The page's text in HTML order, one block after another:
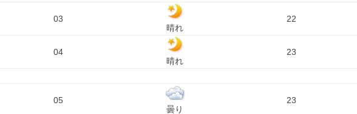
03
晴れ
22
04
晴れ
23
05
曇り
23